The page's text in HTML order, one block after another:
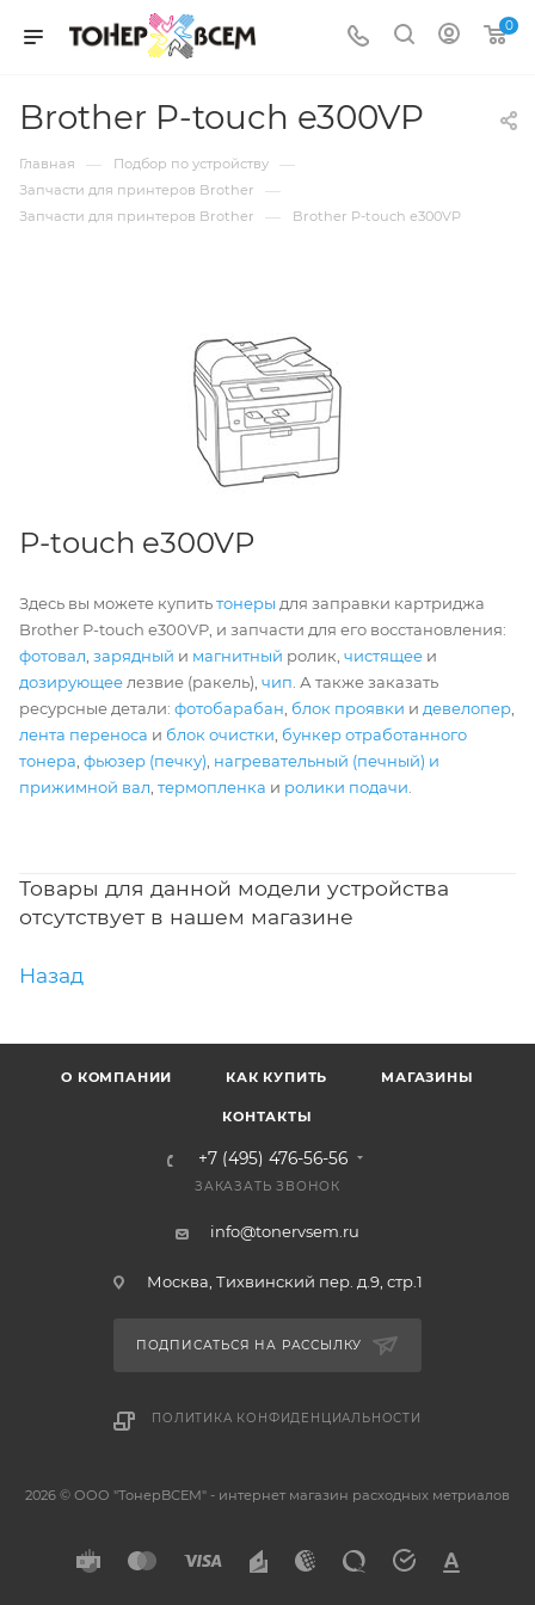
0
Brother P-touch e300VP
Главная — Подбор по устройству —
Запчасти для принтеров Brother —
Запчасти для принтеров Brother — Brother P-touch e300VP
P-touch e300VP
Здесь вы можете купитьтонеры для заправки картриджа
Brother P-touch e300VP, и запчасти для его восстановления:
фотовал зарядный и магнитный ролик, чистящее и
дозирующее лезвие (ракель), чип . А также заказать
ресурсные детали: фотобарабан блок проявки и девелопер
лента переноса и блок очистки бункер отработанного
тонера фьюзер (печку) нагревательный (печный) и
прижимной вал термопленка и ролики подачи
Товары для данной модели устройства
отсутствует в нашем магазине
Назад
О КОМПАНИИ КАК КУПИТЬ МАГАЗИНЫ
КОНТАКТЫ
+7 (495) 476-56-56
ЗАКАЗАТЬ ЗВОНОК
info@tonervsem.ru
Москва, Тихвинский пер. д.9, стр.1
ПОДПИСАТЬСЯ НА РАССЫЛКУ
ПОЛИТИКА КОНФИДЕНЦИАЛЬНОСТИ
2026 © ООО "ТонерВСЕМ" - интернет магазин расходных метриалов